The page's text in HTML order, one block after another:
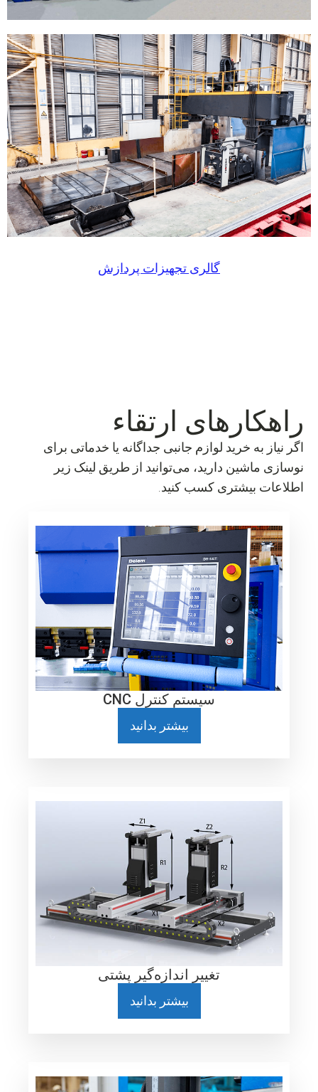
گالری تجهیزات پردازش
راهکارهای ارتقاء
اگر نیاز به خرید لوازم جانبی جداگانه یا خدماتی برای
نوسازی ماشین دارید، می‌توانید از طریق لینک زیر
اطلاعات بیشتری کسب کنید.
سیستم کنترل CNC
بیشتر بدانید
تغییر اندازه‌گیر پشتی
بیشتر بدانید